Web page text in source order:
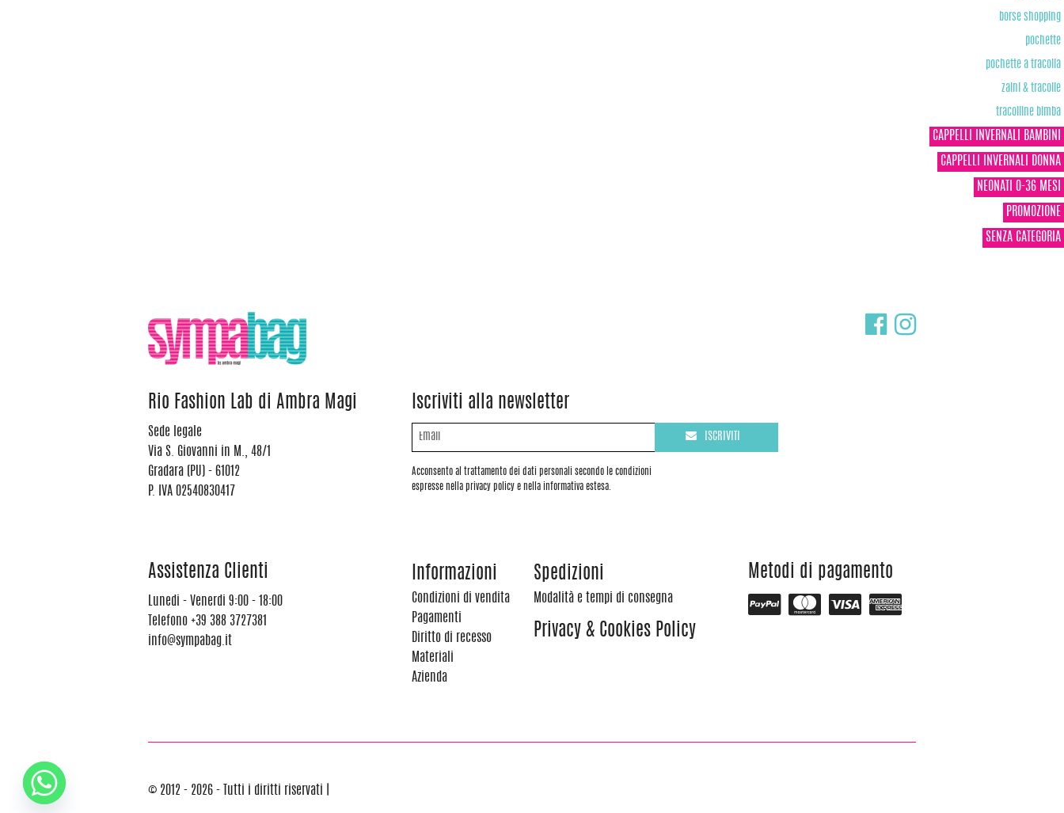
borse shopping
pochette
pochette a tracolla
zaini & tracolle
tracolline bimba
CAPPELLI INVERNALI BAMBINI
CAPPELLI INVERNALI DONNA
NEONATI 0-36 MESI
PROMOZIONE
SENZA CATEGORIA
Rio Fashion Lab di Ambra Magi
Sede legale
Via S. Giovanni in M., 48/1
Gradara (PU) - 61012
P. IVA 02540830417
Iscriviti alla newsletter
Acconsento al trattamento dei dati personali secondo le condizioni
espresse nella privacy policy e nella informativa estesa.
ISCRIVITI
Assistenza Clienti
Lunedi - Venerdi 9:00 - 18:00
Telefono +39 388 3727381
info@sympabag.it
Informazioni
Condizioni di vendita
Pagamenti
Diritto di recesso
Materiali
Azienda
Spedizioni
Modalità e tempi di consegna
Privacy & Cookies Policy
Metodi di pagamento
© 2012 - 2026 - Tutti i diritti riservati |